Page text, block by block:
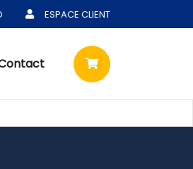
ESPACE CLIENT